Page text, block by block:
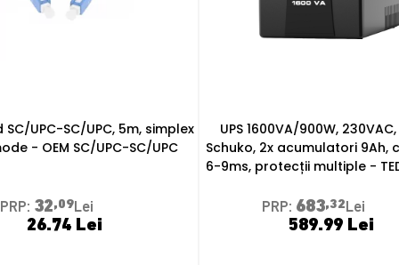
900W, 230VAC, 4 prize
acumulatori 9Ah, comutare
PRP:683,32Lei
589.99 Lei
Display Digital Signage Tactil
UHD cu HDMI 2.1, Android 11
LDV55-PAI400TL
PRP:12850,78Lei
10708.98 Lei